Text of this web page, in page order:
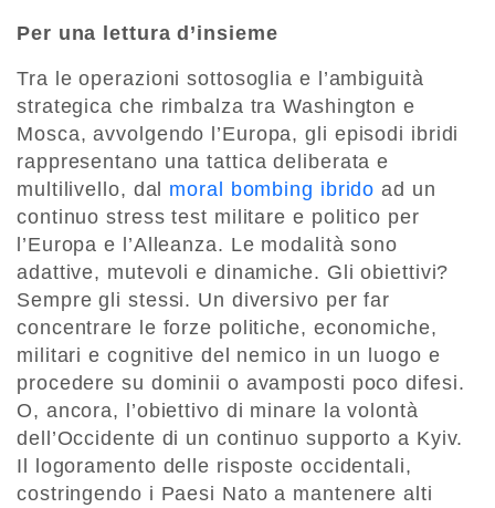
Per una lettura d’insieme
Tra le operazioni sottosoglia e l’ambiguità
strategica che rimbalza tra Washington e
Mosca, avvolgendo l’Europa, gli episodi ibridi
rappresentano una tattica deliberata e
multilivello, dal moral bombing ibrido ad un
continuo stress test militare e politico per
l’Europa e l’Alleanza. Le modalità sono
adattive, mutevoli e dinamiche. Gli obiettivi?
Sempre gli stessi. Un diversivo per far
concentrare le forze politiche, economiche,
militari e cognitive del nemico in un luogo e
procedere su dominii o avamposti poco difesi.
O, ancora, l’obiettivo di minare la volontà
dell’Occidente di un continuo supporto a Kyiv.
Il logoramento delle risposte occidentali,
costringendo i Paesi Nato a mantenere alti